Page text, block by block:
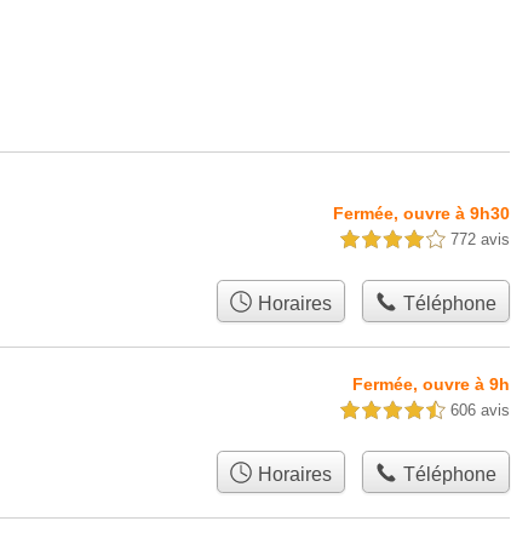
Fermée, ouvre à 9h30
4,0 étoiles sur 5 772 avis
Horaires Téléphone
Fermée, ouvre à 9h
4,5 étoiles sur 5 606 avis
Horaires Téléphone